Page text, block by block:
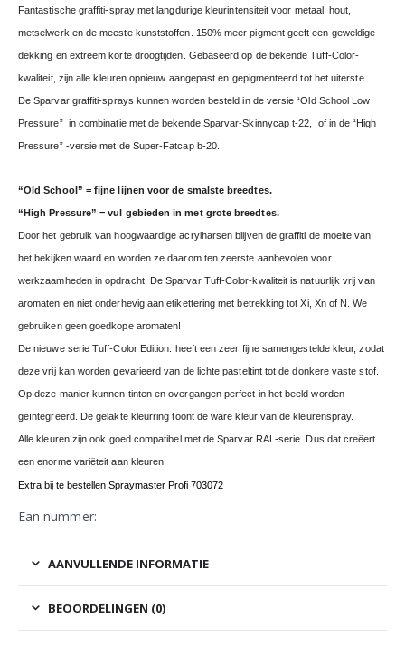
Fantastische graffiti-spray met langdurige kleurintensiteit voor metaal, hout,
metselwerk en de meeste kunststoffen. 150% meer pigment geeft een geweldige
dekking en extreem korte droogtijden. Gebaseerd op de bekende Tuff-Color-
kwaliteit, zijn alle kleuren opnieuw aangepast en gepigmenteerd tot het uiterste.
De Sparvar graffiti-sprays kunnen worden besteld in de versie “Old School Low
Pressure” in combinatie met de bekende Sparvar-Skinnycap t-22, of in de “High
Pressure” -versie met de Super-Fatcap b-20.
“Old School” = fijne lijnen voor de smalste breedtes.
“High Pressure” = vul gebieden in met grote breedtes.
Door het gebruik van hoogwaardige acrylharsen blijven de graffiti de moeite van
het bekijken waard en worden ze daarom ten zeerste aanbevolen voor
werkzaamheden in opdracht. De Sparvar Tuff-Color-kwaliteit is natuurlijk vrij van
aromaten en niet onderhevig aan etikettering met betrekking tot Xi, Xn of N. We
gebruiken geen goedkope aromaten!
De nieuwe serie Tuff-Color Edition. heeft een zeer fijne samengestelde kleur, zodat
deze vrij kan worden gevarieerd van de lichte pasteltint tot de donkere vaste stof.
Op deze manier kunnen tinten en overgangen perfect in het beeld worden
geïntegreerd. De gelakte kleurring toont de ware kleur van de kleurenspray.
Alle kleuren zijn ook goed compatibel met de Sparvar RAL-serie. Dus dat creëert
een enorme variëteit aan kleuren.
Extra bij te bestellen Spraymaster Profi 703072
Ean nummer:
AANVULLENDE INFORMATIE
BEOORDELINGEN (0)